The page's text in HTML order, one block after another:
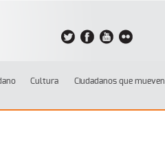
Cultura
Ciudadanos que mueven